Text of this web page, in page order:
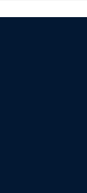
do internetu i
posiłki